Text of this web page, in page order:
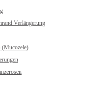
Verlängerung
(Mucozele)